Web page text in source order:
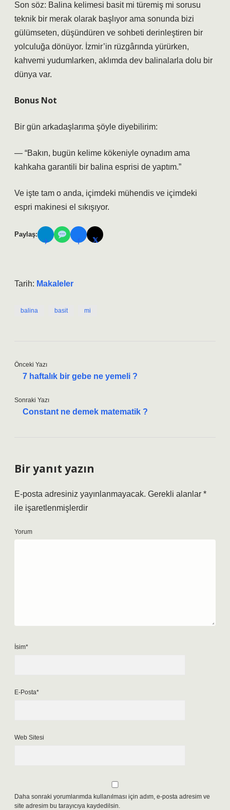
Son söz: Balina kelimesi basit mi türemiş mi sorusu
teknik bir merak olarak başlıyor ama sonunda bizi
gülümseten, düşündüren ve sohbeti derinleştiren bir
yolculuğa dönüyor. İzmir’in rüzgârında yürürken,
kahvemi yudumlarken, aklımda dev balinalarla dolu bir
dünya var.
Bonus Not
Bir gün arkadaşlarıma şöyle diyebilirim:
— “Bakın, bugün kelime kökeniyle oynadım ama
kahkaha garantili bir balina esprisi de yaptım.”
Ve işte tam o anda, içimdeki mühendis ve içimdeki
espri makinesi el sıkışıyor.
Paylaş:
✈ f 𝕏
Tarih: Makaleler
balina basit mi
Önceki Yazı
7 haftalık bir gebe ne yemeli ?
Sonraki Yazı
Constant ne demek matematik ?
Bir yanıt yazın
E-posta adresiniz yayınlanmayacak. Gerekli alanlar *
ile işaretlenmişlerdir
Yorum
İsim*
E-Posta*
Web Sitesi
Daha sonraki yorumlarımda kullanılması için adım, e-posta adresim ve
site adresim bu tarayıcıya kaydedilsin.